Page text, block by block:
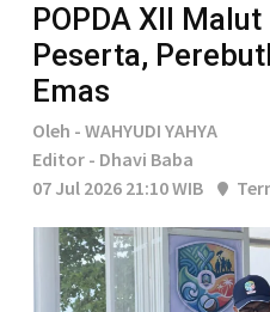
POPDA XII
Peserta,
Emas
Oleh - WAHYUDI YAHYA
Editor - Dhavi Baba
07 Jul 2026 21:10 WIB